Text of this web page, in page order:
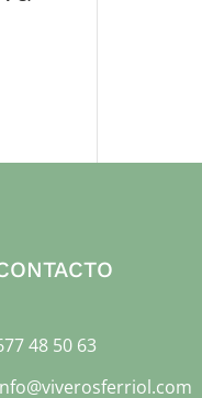
48 50 63